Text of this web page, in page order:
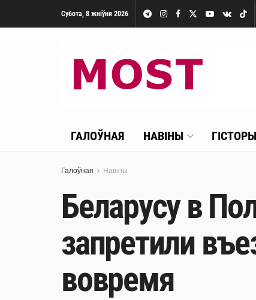
Субота, 8 жніўня 2026
ГАЛОЎНАЯ НАВІНЫ
Галоўная Навіны
Беларусу в
запретили
вовремя